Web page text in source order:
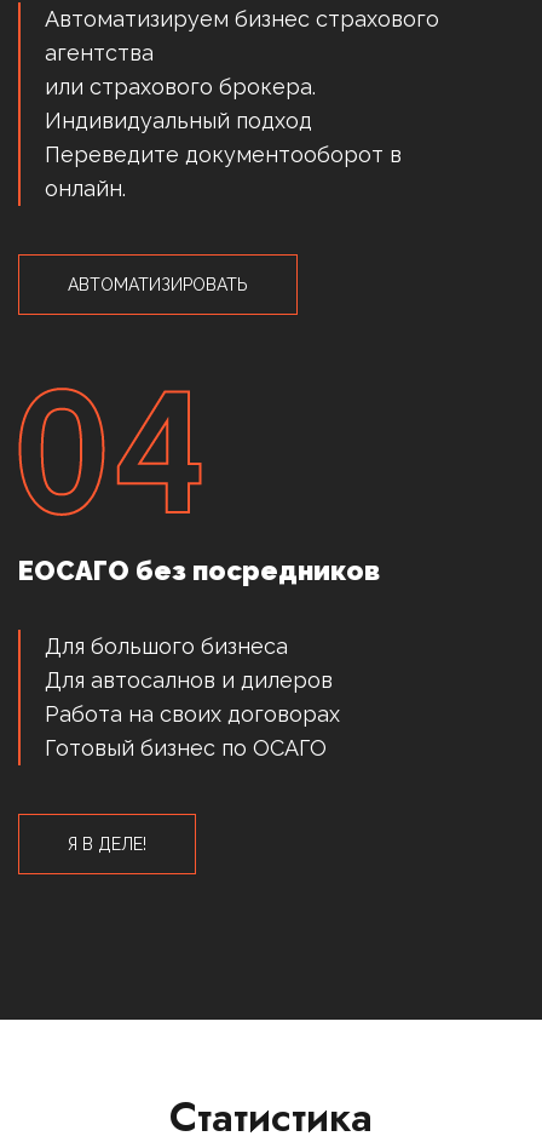
Автоматизируем бизнес страхового
агентства
или страхового брокера.
Индивидуальный подход
Переведите документооборот в
онлайн.
АВТОМАТИЗИРОВАТЬ
ЕОСАГО без посредников
Для большого бизнеса
Для автосалнов и дилеров
Работа на своих договорах
Готовый бизнес по ОСАГО
Я В ДЕЛЕ!
Статистика